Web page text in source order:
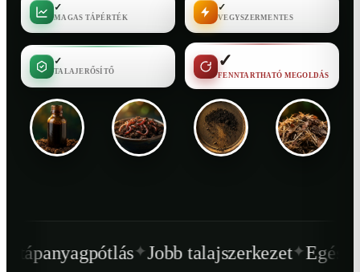
✓
MAGAS TÁPÉRTÉK
✓
VEGYSZERMENTES
✓
TALAJERŐSÍTŐ
✓
FENNTARTHATÓ MEGOLDÁS
✦Jobb talajszerkezet✦ Egészségesebb